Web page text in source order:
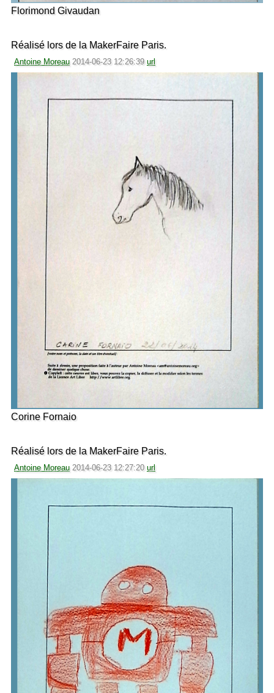
Florimond Givaudan
Réalisé lors de la MakerFaire Paris.
Antoine Moreau 2014-06-23 12:26:39 url
Corine Fornaio
Réalisé lors de la MakerFaire Paris.
Antoine Moreau 2014-06-23 12:27:20 url